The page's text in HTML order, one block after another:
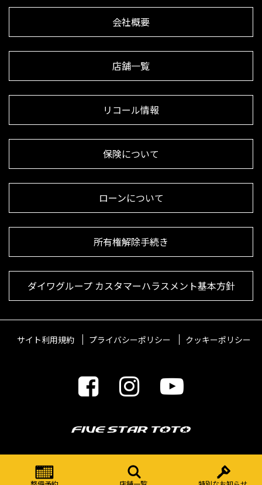
会社概要
店舗一覧
リコール情報
保険について
ローンについて
所有権解除手続き
ダイワグループ カスタマーハラスメント基本方針
サイト利用規約 プライバシーポリシー クッキーポリシー